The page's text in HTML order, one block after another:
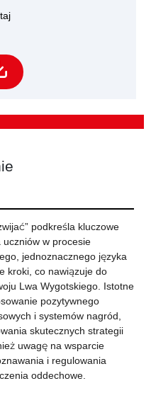
podkreśla kluczowe
w procesie
jednoznacznego języka
kroki, co nawiązuje do
Lwa Wygotskiego. Istotne
pozytywnego
i systemów nagród,
skutecznych strategii
uwagę na wsparcie
i regulowania
oddechowe.